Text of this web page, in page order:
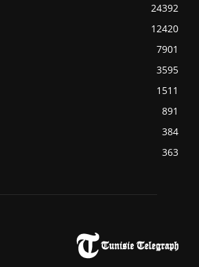
24392
12420
7901
3595
1511
891
384
363